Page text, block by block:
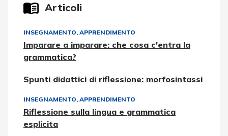
Articoli
INSEGNAMENTO, APPRENDIMENTO
Imparare a imparare: che cosa c'entra la
grammatica?
Spunti didattici di riflessione: morfosintassi
INSEGNAMENTO, APPRENDIMENTO
Riflessione sulla lingua e grammatica
esplicita